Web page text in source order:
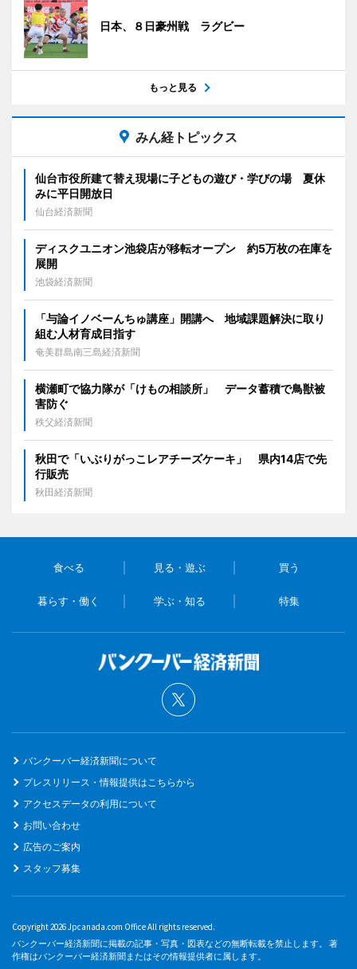
日本、８日豪州戦 ラグビー
もっと見る
みん経トピックス
仙台市役所建て替え現場に子どもの遊び・学びの場 夏休
みに平日開放日
仙台経済新聞
ディスクユニオン池袋店が移転オープン 約5万枚の在庫を
展開
池袋経済新聞
「与論イノベーんちゅ講座」開講へ 地域課題解決に取り
組む人材育成目指す
奄美群島南三島経済新聞
横瀬町で協力隊が「けもの相談所」 データ蓄積で鳥獣被
害防ぐ
秩父経済新聞
秋田で「いぶりがっこレアチーズケーキ」 県内14店で先
行販売
秋田経済新聞
食べる 見る・遊ぶ 買う
暮らす・働く 学ぶ・知る 特集
バンクーバー経済新聞について
プレスリリース・情報提供はこちらから
アクセスデータの利用について
お問い合わせ
広告のご案内
スタッフ募集
Copyright 2026 Jpcanada.com Office All rights reserved.
バンクーバー経済新聞に掲載の記事・写真・図表などの無断転載を禁止します。 著
作権はバンクーバー経済新聞またはその情報提供者に属します。